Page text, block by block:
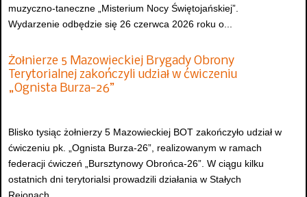
muzyczno-taneczne „Misterium Nocy Świętojańskiej”.
Wydarzenie odbędzie się 26 czerwca 2026 roku o...
Żołnierze 5 Mazowieckiej Brygady Obrony
Terytorialnej zakończyli udział w ćwiczeniu
„Ognista Burza-26”
Blisko tysiąc żołnierzy 5 Mazowieckiej BOT zakończyło udział w
ćwiczeniu pk. „Ognista Burza-26”, realizowanym w ramach
federacji ćwiczeń „Bursztynowy Obrońca-26”. W ciągu kilku
ostatnich dni terytorialsi prowadzili działania w Stałych
Rejonach...